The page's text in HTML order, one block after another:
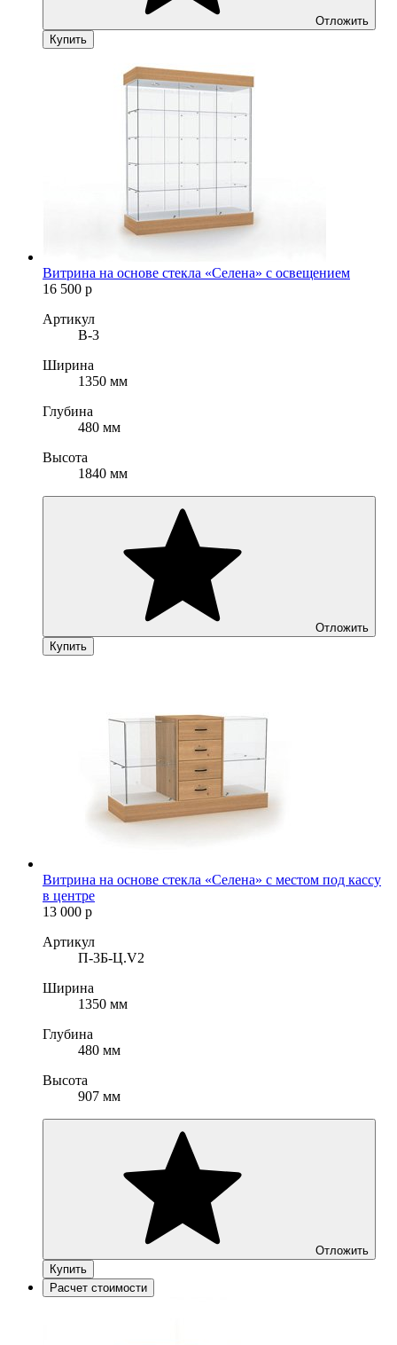
Отложить
Купить
Витрина на основе стекла «Селена» с освещением
16 500 р
Артикул
B-3
Ширина
1350 мм
Глубина
480 мм
Высота
1840 мм
Отложить
Купить
Витрина на основе стекла «Селена» с местом под кассу
в центре
13 000 р
Артикул
П-3Б-Ц.V2
Ширина
1350 мм
Глубина
480 мм
Высота
907 мм
Отложить
Купить
Расчет стоимости